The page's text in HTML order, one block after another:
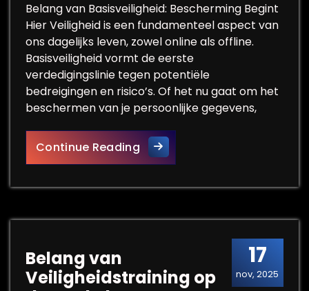
Belang van Basisveiligheid: Bescherming Begint
Hier Veiligheid is een fundamenteel aspect van
ons dagelijks leven, zowel online als offline.
Basisveiligheid vormt de eerste
verdedigingslinie tegen potentiële
bedreigingen en risico’s. Of het nu gaat om het
beschermen van je persoonlijke gegevens,
Continue ReadingEssentiële Tips voor
17
nov, 2025
Belang van
Veiligheidstraining op